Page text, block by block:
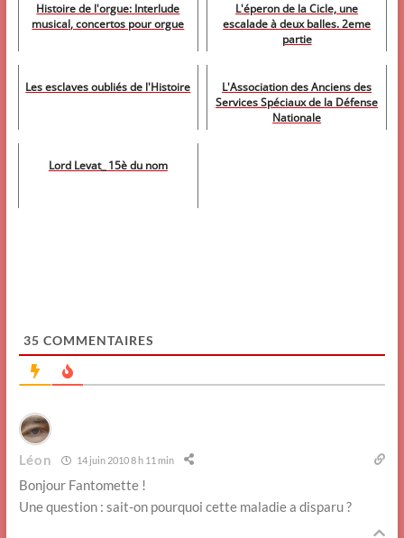
Histoire de l'orgue: Interlude
musical, concertos pour orgue
L'éperon de la Cicle, une
escalade à deux balles. 2eme
partie
Les esclaves oubliés de l'Histoire
L'Association des Anciens des
Services Spéciaux de la Défense
Nationale
Lord Levat_ 15è du nom
35 COMMENTAIRES
Léon 14 juin 2010 8 h 11 min
Bonjour Fantomette !
Une question : sait-on pourquoi cette maladie a disparu ?